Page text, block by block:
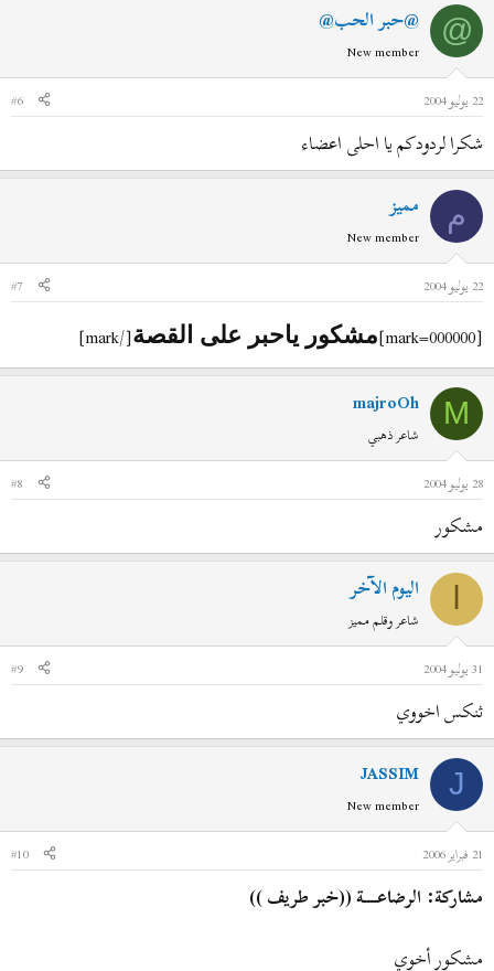
@ @حبر الحب@
New member
22 يوليو 2004
#6
شكرا لردودكم يا احلى اعضاء
م مميز
New member
22 يوليو 2004
#7
[mark=000000] مشكور ياحبر على القصة[/mark]
M
majroOh
شاعر ذهبي
28 يوليو 2004
#8
مشكور
اليوم الآخر
شاعر وقلم مميز
31 يوليو 2004
#9
ثنكس اخووي
J
JASSIM
New member
21 فبراير 2006
#10
مشاركة: الرضاعــــة ((خبر طريف ))
مشكور أخوي